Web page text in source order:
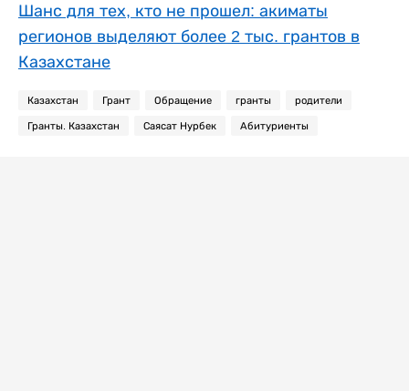
Шанс для тех, кто не прошел: акиматы
регионов выделяют более 2 тыс. грантов в
Казахстане
Казахстан Грант Обращение гранты родители
Гранты. Казахстан Саясат Нурбек Абитуриенты